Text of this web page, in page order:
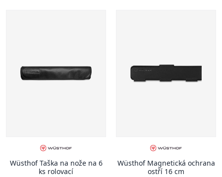
Wüsthof Taška na nože na 6
ks rolovací
Wüsthof Magnetická ochrana
ostří 16 cm